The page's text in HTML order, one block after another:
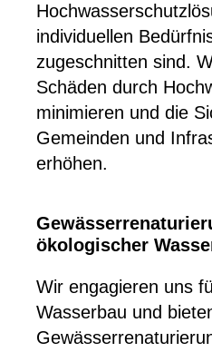
individuellen
zugeschnitten sind.
Schäden durch
minimieren und die
Gemeinden und
erhöhen.
ökologischer
Wir engagieren uns
Wasserbau und